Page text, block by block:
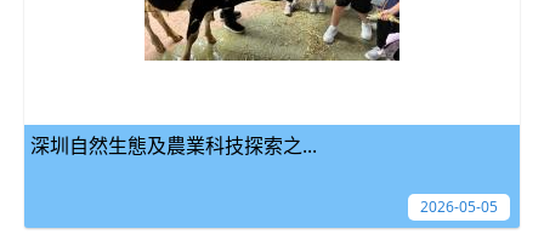
深圳自然生態及農業科技探索之...
2026-05-05